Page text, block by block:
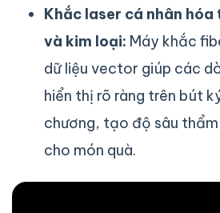
Khắc laser cá nhân
và kim loại: Máy khắc
dữ liệu vector giúp các
hiển thị rõ ràng trên bút
chương, tạo độ sâu
cho món quà.